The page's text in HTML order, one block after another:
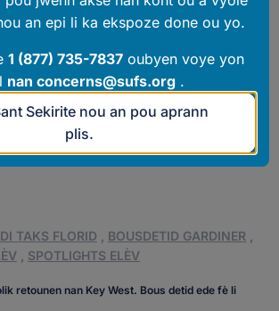
TAKS FLORID BOUSDETID GARDINER
SPOTLIGHTS ELÈV
retounen nan Key West. Bous detid ede fè li
an epi li ka ekspoze done ou yo.
1 (877) 735-7837 oubyen voye yon
nan concerns@sufs.org.
Sekirite nou an pou aprann
plis.